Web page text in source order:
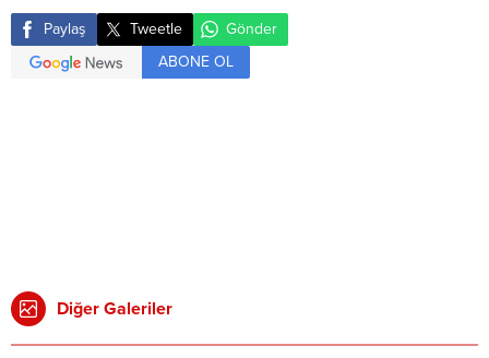
Paylaş Tweetle
Gönder
ABONE OL
Diğer Galeriler